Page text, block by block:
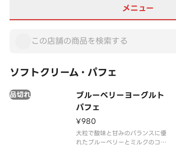
メニュー
ソフトクリーム・パフェ
ブルーベリーヨーグルト
パフェ
品切れ
¥980
大粒で酸味と甘みのバランスに優
れたブルーベリーとミルクのコク